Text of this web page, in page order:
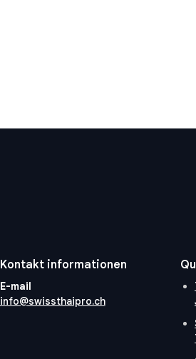
Kontakt informationen
E-mail
info@swissthaipro.ch